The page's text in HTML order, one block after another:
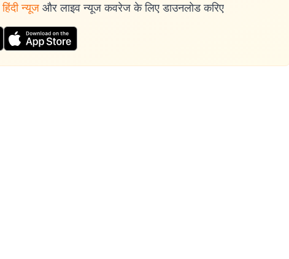
हिंदी न्यूज और लाइव न्यूज कवरेज के लिए डाउनलोड करिए